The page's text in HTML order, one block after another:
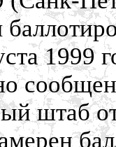
1999
штаб